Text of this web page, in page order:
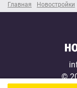
Главная Новостройки
©